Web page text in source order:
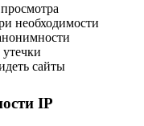
необходимости
сайты
IP